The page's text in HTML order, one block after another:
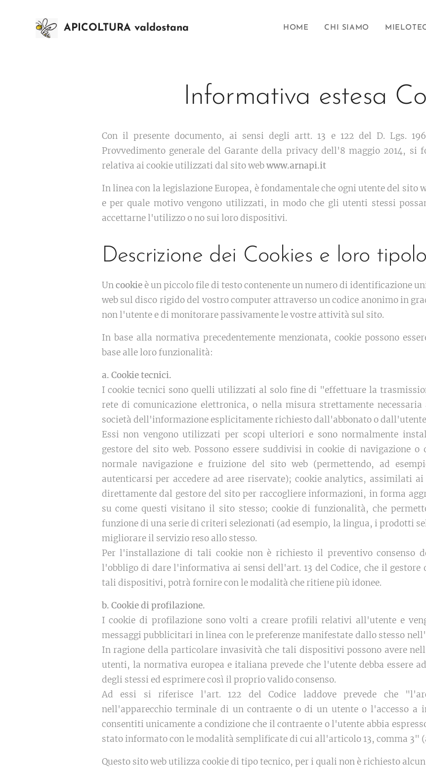
APICOLTURA valdostana HOME CHI SIAMO
Informativa estesa
Con il presente documento, ai sensi degli artt. 13 e 122 del D. Lgs.
Provvedimento generale del Garante della privacy dell'8 maggio 2014,
relativa ai cookie utilizzati dal sito webwww.arnapi.it
In linea con la legislazione Europea, è fondamentale che ogni utente del sito
e per quale motivo vengono utilizzati, in modo che gli utenti stessi
accettarne l'utilizzo o no sui loro dispositivi.
Descrizione dei Cookies e loro
Uncookieè un piccolo file di testo contenente un numero di identificazione
web sul disco rigido del vostro computer attraverso un codice anonimo in
non l'utente e di monitorare passivamente le vostre attività sul sito.
In base alla normativa precedentemente menzionata, cookie possono
base alle loro funzionalità:
a. Cookie tecnici.
I cookie tecnici sono quelli utilizzati al solo fine di "effettuare la
rete di comunicazione elettronica, o nella misura strettamente
società dell'informazione esplicitamente richiesto dall'abbonato o
Essi non vengono utilizzati per scopi ulteriori e sono normalmente
gestore del sito web. Possono essere suddivisi in cookie di navigazione o
normale navigazione e fruizione del sito web (permettendo, ad
autenticarsi per accedere ad aree riservate); cookie analytics, assimilati
direttamente dal gestore del sito per raccogliere informazioni, in forma
su come questi visitano il sito stesso; cookie di funzionalità, che
funzione di una serie di criteri selezionati (ad esempio, la lingua, i prodotti
migliorare il servizio reso allo stesso.
Per l'installazione di tali cookie non è richiesto il preventivo consenso
l'obbligo di dare l'informativa ai sensi dell'art. 13 del Codice, che il
tali dispositivi, potrà fornire con le modalità che ritiene più idonee.
b. Cookie di profilazione.
I cookie di profilazione sono volti a creare profili relativi all'utente e
messaggi pubblicitari in linea con le preferenze manifestate dallo stesso
In ragione della particolare invasività che tali dispositivi possono avere
utenti, la normativa europea e italiana prevede che l'utente debba essere
degli stessi ed esprimere così il proprio valido consenso.
Ad essi si riferisce l'art. 122 del Codice laddove prevede che
nell'apparecchio terminale di un contraente o di un utente o l'accesso a
consentiti unicamente a condizione che il contraente o l'utente abbia
stato informato con le modalità semplificate di cui all'articolo 13, comma 3"
Questo sito web utilizza cookie di tipo tecnico, per i quali non è richiesto alcun